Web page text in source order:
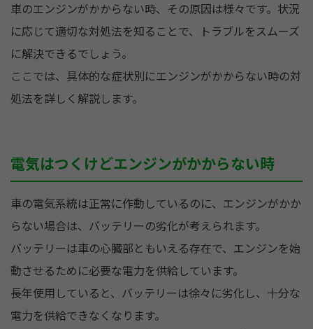
車のエンジンがかからない時、その原因は様々です。状況
に応じて適切な対処法を知ることで、トラブルをスムーズ
に解決できるでしょう。
ここでは、具体的な症状別にエンジンがかからない時の対
処法を詳しく解説します。
電気はつくけどエンジンがかからない時
車の電気系統は正常に作動しているのに、エンジンがかか
らない場合は、バッテリーの劣化が考えられます。
バッテリーは車の心臓部ともいえる存在で、エンジンを始
動させるために必要な電力を供給しています。
長年使用していると、バッテリーは徐々に劣化し、十分な
電力を供給できなくなります。